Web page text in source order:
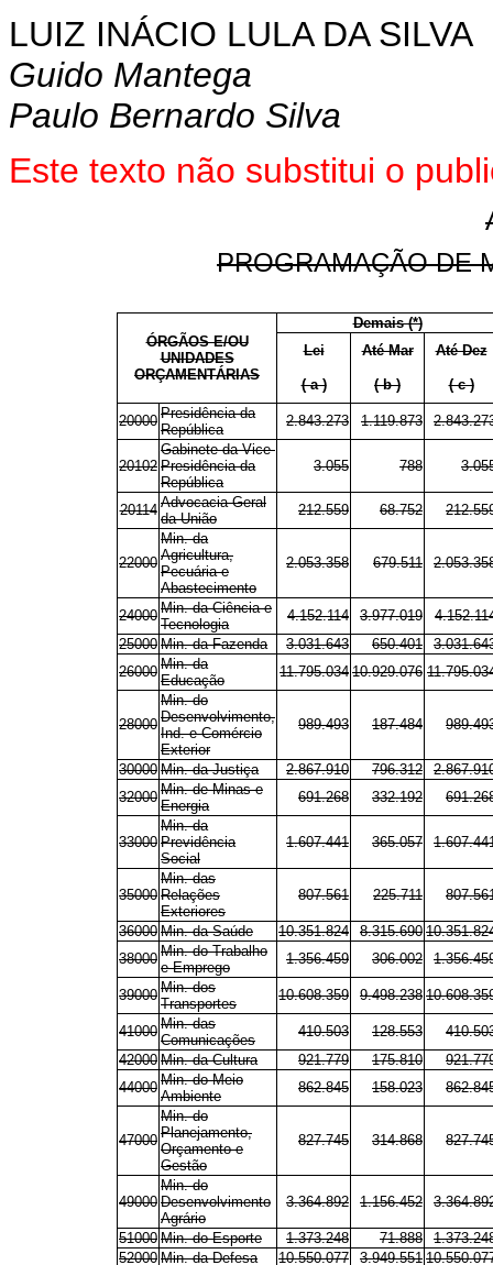
LUIZ INÁCIO LULA DA SILVA
Guido Mantega
Paulo Bernardo Silva
Este texto não substitui o
PROGRAMAÇÃO DE
ÓRGÃOS E/OU
UNIDADES
ORÇAMENTÁRIAS
Demais (*)
Lei
( a )
Até Mar
( b )
Até Dez
( c )
20000 Presidência da
República
2.843.273 1.119.873
20102
Gabinete da Vice-
Presidência da
República
3.055 788
20114 Advocacia-Geral
da União
212.559 68.752
22000
Min. da
Agricultura,
Pecuária e
Abastecimento
2.053.358 679.511
24000 Min. da Ciência e
Tecnologia
4.152.114 3.977.019
25000 Min. da Fazenda 3.031.643 650.401
26000 Min. da
Educação
11.795.034 10.929.076
28000
Min. do
Desenvolvimento,
Ind. e Comércio
Exterior
989.493 187.484
30000 Min. da Justiça 2.867.910 796.312
32000 Min. de Minas e
Energia
691.268 332.192
33000
Min. da
Previdência
Social
1.607.441 365.057
35000
Min. das
Relações
Exteriores
807.561 225.711
36000 Min. da Saúde 10.351.824 8.315.690
38000 Min. do Trabalho
e Emprego
1.356.459 306.002
39000 Min. dos
Transportes
10.608.359 9.498.238
41000 Min. das
Comunicações
410.503 128.553
42000 Min. da Cultura 921.779 175.810
44000 Min. do Meio
Ambiente
862.845 158.023
47000
Min. do
Planejamento,
Orçamento e
Gestão
827.745 314.868
49000
Min. do
Desenvolvimento
Agrário
3.364.892 1.156.452
51000 Min. do Esporte 1.373.248 71.888
52000 Min. da Defesa 10.550.077 3.949.551